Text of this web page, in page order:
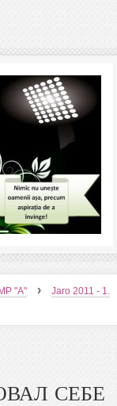
"A" ›
Jaro 2011 - 1.
СЕБЕ